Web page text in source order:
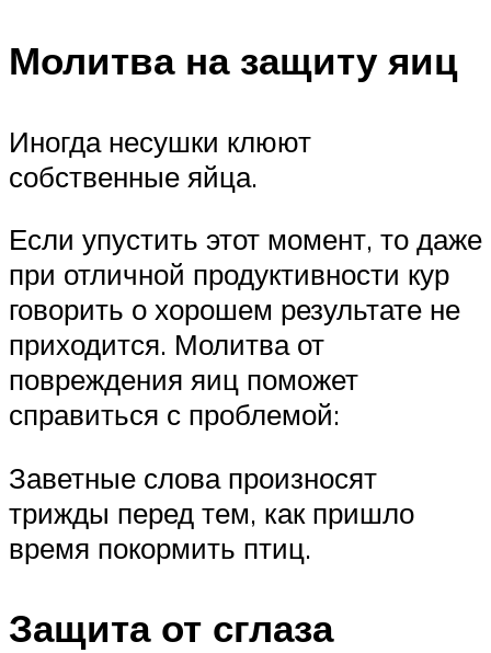
Молитва на защиту яиц
Иногда несушки клюют
собственные яйца.
Если упустить этот момент, то даже
при отличной продуктивности кур
говорить о хорошем результате не
приходится. Молитва от
повреждения яиц поможет
справиться с проблемой:
Заветные слова произносят
трижды перед тем, как пришло
время покормить птиц.
Защита от сглаза